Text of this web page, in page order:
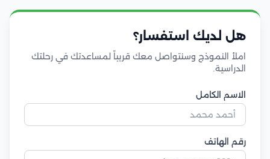
هل لديك استفسار؟
املأ النموذج وسنتواصل معك قريباً لمساعدتك في رحلتك
الدراسية.
الاسم الكامل
رقم الهاتف